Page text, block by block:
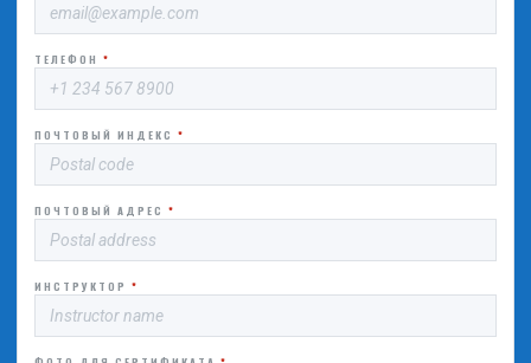
ТЕЛЕФОН *
ПОЧТОВЫЙ ИНДЕКС *
ПОЧТОВЫЙ АДРЕС *
ИНСТРУКТОР *